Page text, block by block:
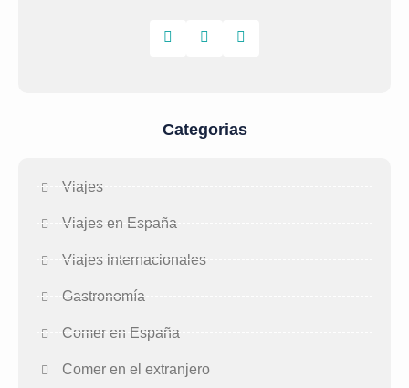
Categorias
Viajes
Viajes en España
Viajes internacionales
Gastronomía
Comer en España
Comer en el extranjero